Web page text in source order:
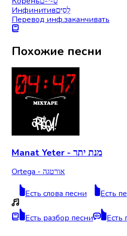
Инфинитивלְסַיֵּם
Перевод инф.заканчивать
Похожие песни
Manat Yeter - מנת יתר
Ortega - אורטגה
Есть слова песни Есть
Есть разбор песни Есть